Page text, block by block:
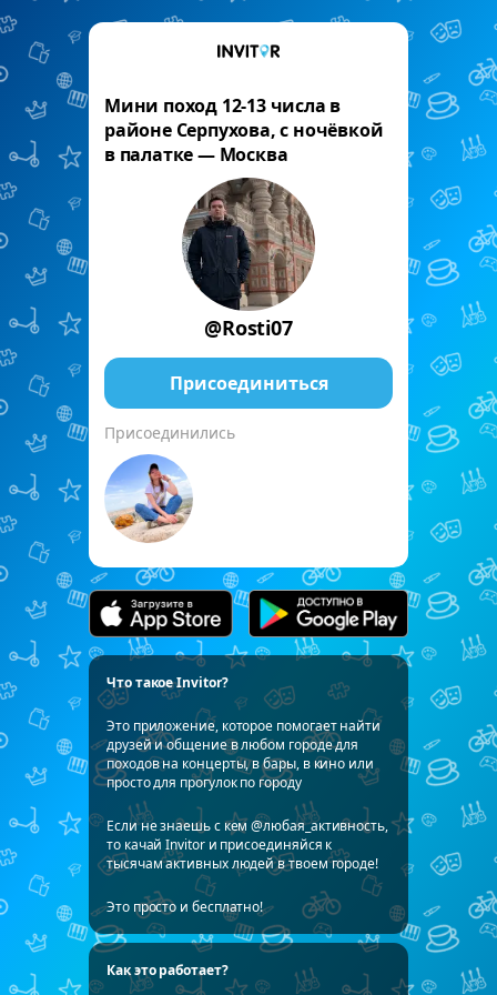
Мини поход 12-13 числа в
районе Серпухова, с ночёвкой
в палатке — Москва
@Rosti07
Присоединиться
Присоединились
Что такое Invitor?
Это приложение, которое помогает найти
друзей и общение в любом городе для
походов на концерты, в бары, в кино или
просто для прогулок по городу
Если не знаешь с кем @любая_активность,
то качай Invitor и присоединяйся к
тысячам активных людей в твоем городе!
Это просто и бесплатно!
Как это работает?